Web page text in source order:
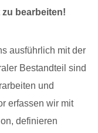
bearbeiten!
ausführlich mit der
Bestandteil sind
und
erfassen wir mit
definieren